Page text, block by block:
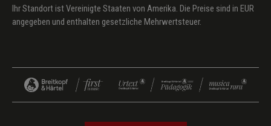
Ihr Standort ist Vereinigte Staaten von Amerika. Die Preise sind in EUR
angegeben und enthalten gesetzliche Mehrwertsteuer.